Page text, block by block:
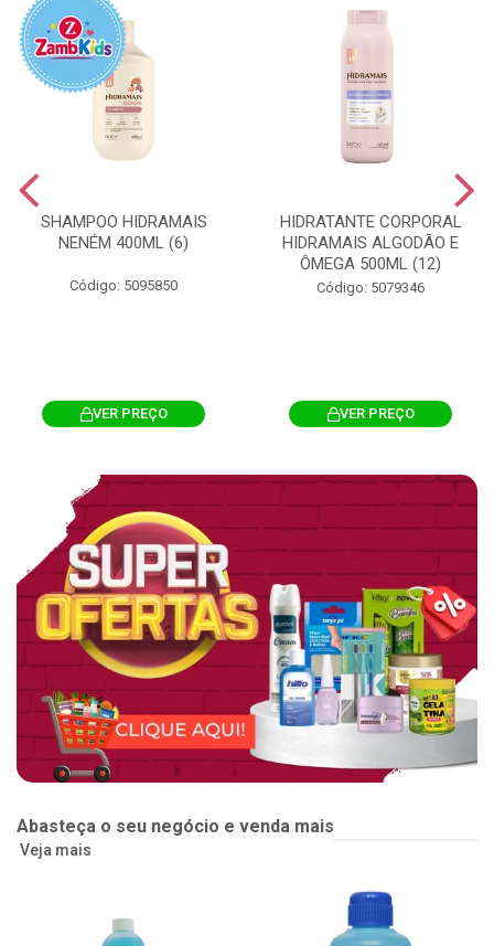
SHAMPOO HIDRAMAIS
NENÉM 400ML (6)
Código: 5095850
VER PREÇO
HIDRATANTE CORPORAL
HIDRAMAIS ALGODÃO E
ÔMEGA 500ML (12)
Código: 5079346
VER PREÇO
Abasteça o seu negócio e venda mais
Veja mais